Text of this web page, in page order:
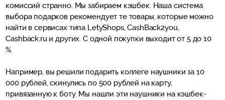
комиссий странно. Мы забираем кэшбек. Наша система
выбора подарков рекомендует те товары, которые можно
найти в сервисах типа LetyShops, CashBack2you,
Cashback.ru и других. С одной покупки выходит от 5 до 10
%.
Например, вы решили подарить коллеге наушники за 10
000 рублей, скинулись по 500 рублей на карту,
привязанную к боту. Мы нашли эти наушники на кэшбек-